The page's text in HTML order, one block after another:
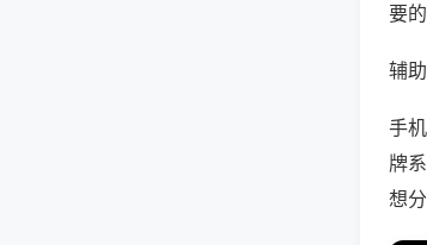
要
辅
手
牌
想